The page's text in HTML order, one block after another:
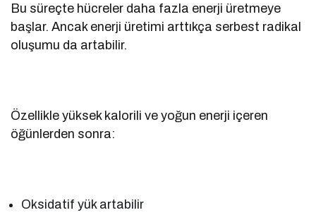
Bu süreçte hücreler daha fazla enerji üretmeye
başlar. Ancak enerji üretimi arttıkça serbest radikal
oluşumu da artabilir.
Özellikle yüksek kalorili ve yoğun enerji içeren
öğünlerden sonra:
Oksidatif yük artabilir